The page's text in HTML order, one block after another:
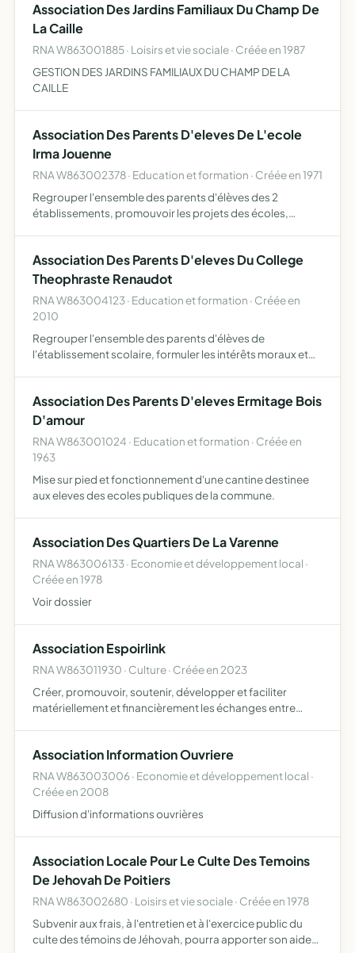
LES JEUX EQUESTRES ET LUDIQUES A PONEY
Association Des Jardins Familiaux Du Champ De
La Caille
RNA W863001885 · Loisirs et vie sociale · Créée en 1987
GESTION DES JARDINS FAMILIAUX DU CHAMP DE LA
CAILLE
Association Des Parents D'eleves De L'ecole
Irma Jouenne
RNA W863002378 · Education et formation · Créée en 1971
Regrouper l'ensemble des parents d'élèves des 2
établissements, promouvoir les projets des écoles,
enfants,…
Association Des Parents D'eleves Du College
Theophraste Renaudot
RNA W863004123 · Education et formation · Créée en
2010
Regrouper l'ensemble des parents d'élèves de
l'établissement scolaire, formuler les intérêts moraux et
documenta…
Association Des Parents D'eleves Ermitage Bois
D'amour
RNA W863001024 · Education et formation · Créée en
1963
Mise sur pied et fonctionnement d'une cantine destinee
aux eleves des ecoles publiques de la commune.
Association Des Quartiers De La Varenne
RNA W863006133 · Economie et développement local ·
Créée en 1978
Voir dossier
Association Espoirlink
RNA W863011930 · Culture · Créée en 2023
Créer, promouvoir, soutenir, développer et faciliter
matériellement et financièrement les échanges entre
entre …
Association Information Ouvriere
RNA W863003006 · Economie et développement local ·
Créée en 2008
Diffusion d'informations ouvrières
Association Locale Pour Le Culte Des Temoins
De Jehovah De Poitiers
RNA W863002680 · Loisirs et vie sociale · Créée en 1978
Subvenir aux frais, à l'entretien et à l'exercice public du
culte des témoins de Jéhovah, pourra apporter son aide